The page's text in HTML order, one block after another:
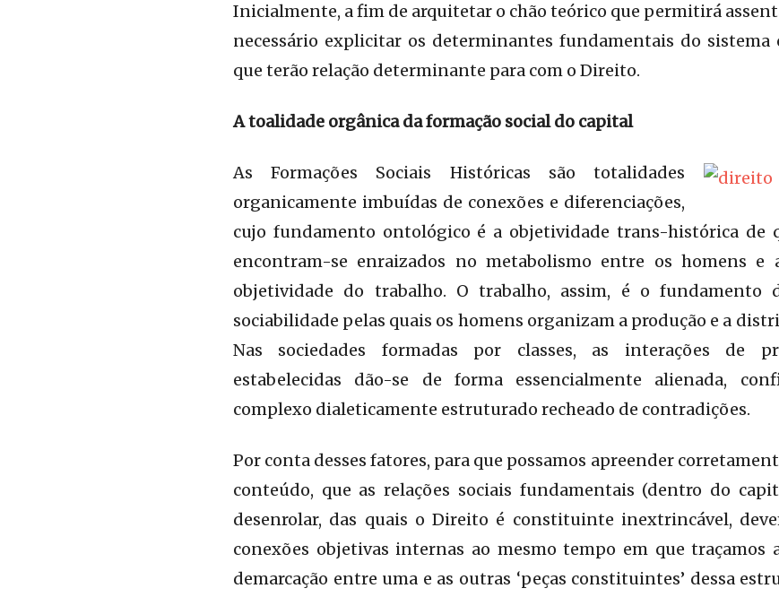
Inicialmente, a fim de arquitetar o chão teórico que permitirá
necessário explicitar os determinantes fundamentais do
que terão relação determinante para com o Direito.
A toalidade orgânica da formação social do capital
As Formações Sociais Históricas são totalidades
organicamente imbuídas de conexões e diferenciações,
cujo fundamento ontológico é a objetividade trans-histórica de
encontram-se enraizados no metabolismo entre os homens e
objetividade do trabalho. O trabalho, assim, é o fundamento
sociabilidade pelas quais os homens organizam a produção e a
Nas sociedades formadas por classes, as interações de
estabelecidas dão-se de forma essencialmente alienada,
complexo dialeticamente estruturado recheado de contradições.
Por conta desses fatores, para que possamos apreender
conteúdo, que as relações sociais fundamentais (dentro do
desenrolar, das quais o Direito é constituinte inextrincável,
conexões objetivas internas ao mesmo tempo em que traçamos
demarcação entre uma e as outras ‘peças constituintes’ dessa